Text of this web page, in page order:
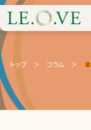
トップ > コラム >